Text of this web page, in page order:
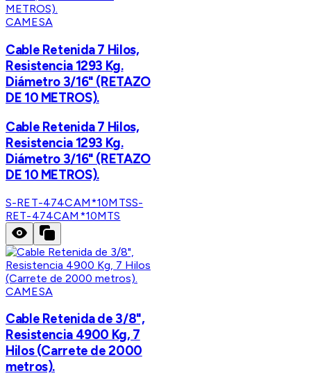
CAMESA
Cable Retenida 7 Hilos,
Resistencia 1293 Kg.
Diámetro 3/16" (RETAZO
DE 10 METROS).
Cable Retenida 7 Hilos,
Resistencia 1293 Kg.
Diámetro 3/16" (RETAZO
DE 10 METROS).
S-RET-474CAM*10MTSS-
RET-474CAM*10MTS
CAMESA
Cable Retenida de 3/8",
Resistencia 4900 Kg, 7
Hilos (Carrete de 2000
metros).